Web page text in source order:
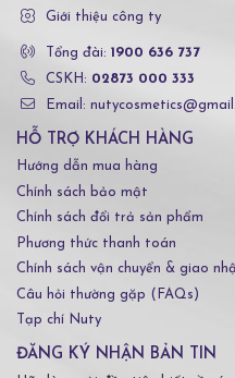
Giới thiệu công ty
Tổng đài: 1900 636 737
CSKH: 02873 000 333
Email:
HỖ TRỢ KHÁCH HÀNG
Hướng dẫn mua hàng
Chính sách bảo mật
Chính sách đổi trả sản phẩm
Phương thức thanh toán
Chính sách vận chuyển & giao
Câu hỏi thường gặp (FAQs)
Tạp chí Nuty
ĐĂNG KÝ NHẬN BẢN TIN